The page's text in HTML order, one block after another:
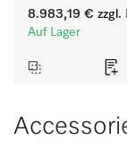
Bedienhöhe und
Ablagestange.
8.983,19 € zzgl.
Auf Lager